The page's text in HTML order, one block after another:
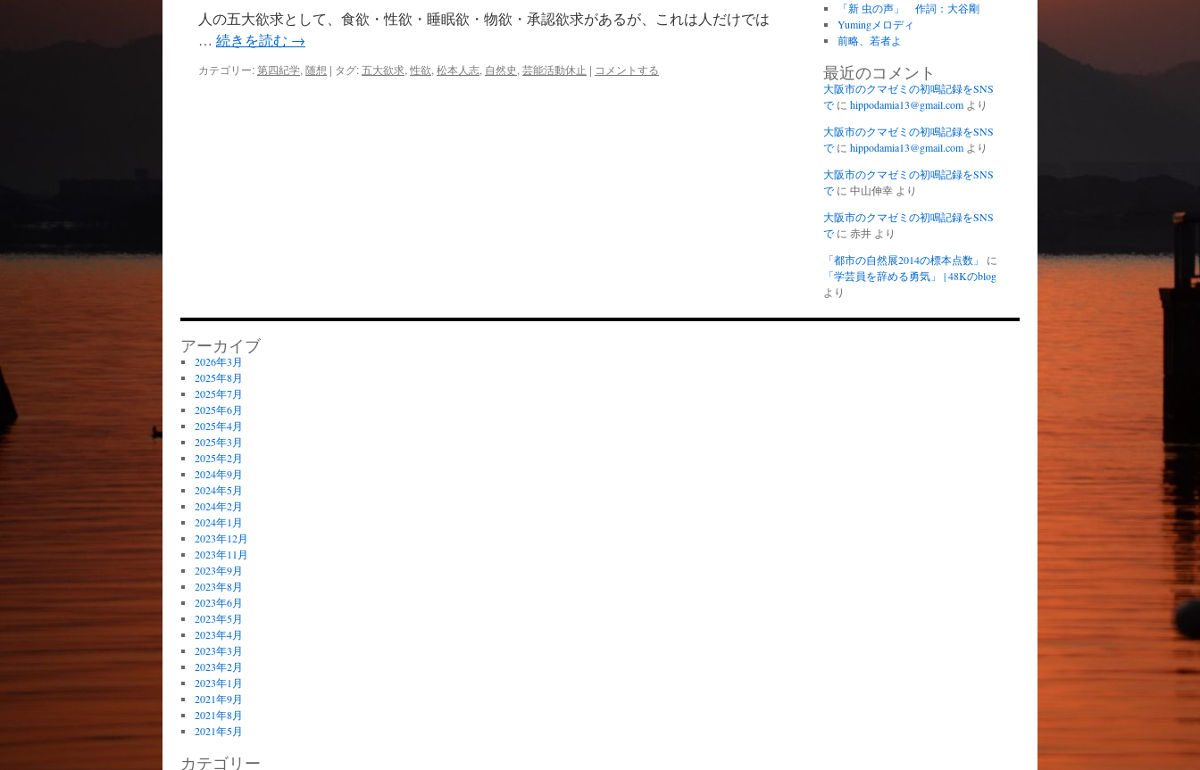
へ
人の五大欲求として、食欲・性欲・睡眠欲・物欲・承認欲求があるが、これは人だけでは
… 続きを読む →
カテゴリー:第四紀学, 随想 | タグ:五大欲求, 性欲, 松本人志, 自然史, 芸能活動休止 | コメントする
「新 虫の声」 作詞：大谷剛
Yumingメロディ
前略、若者よ
最近のコメント
大阪市のクマゼミの初鳴記録をSNS
で に hippodamia13@gmail.com より
大阪市のクマゼミの初鳴記録をSNS
で に hippodamia13@gmail.com より
大阪市のクマゼミの初鳴記録をSNS
で に 中山伸幸 より
大阪市のクマゼミの初鳴記録をSNS
で に 赤井 より
「都市の自然展2014の標本点数」
に
「学芸員を辞める勇気」 | 48Kのblog
より
アーカイブ
2026年3月
2025年8月
2025年7月
2025年6月
2025年4月
2025年3月
2025年2月
2024年9月
2024年5月
2024年2月
2024年1月
2023年12月
2023年11月
2023年9月
2023年8月
2023年6月
2023年5月
2023年4月
2023年3月
2023年2月
2023年1月
2021年9月
2021年8月
2021年5月
カテゴリー